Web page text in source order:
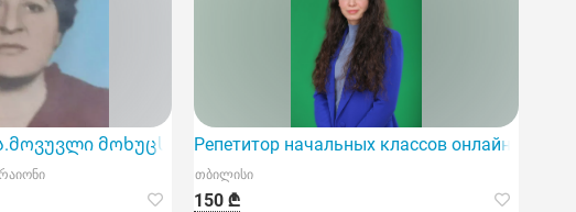
მოხუცს Репетитор начальных классов онлайн,
თბილისი
150 ₾